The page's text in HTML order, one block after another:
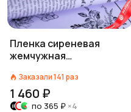
Пленка сиреневая
жемчужная
10 мЗаказали141 раз
1 460 ₽
по 365 ₽ ×4